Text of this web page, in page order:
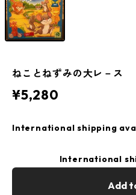
ねことねずみの大レ－ス
¥5,280
International shipping
International
Add